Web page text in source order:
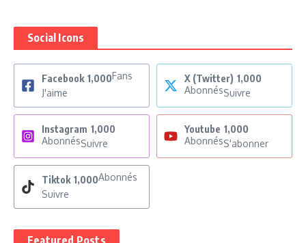
Social Icons
Facebook 1,000Fans
J'aime
X (Twitter) 1,000
AbonnésSuivre
Instagram 1,000
AbonnésSuivre
Youtube 1,000
AbonnésS'abonner
Tiktok 1,000Abonnés
Suivre
Featured Posts